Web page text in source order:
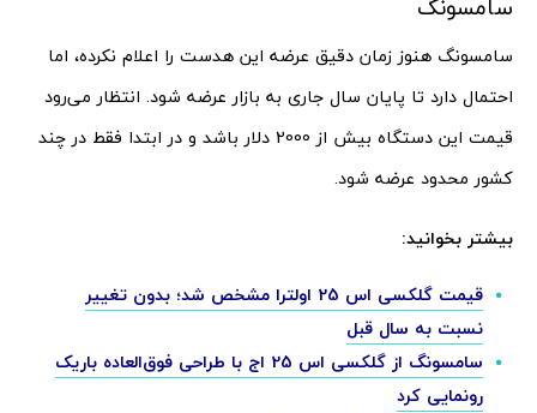
سامسونگ هنوز زمان دقیق عرضه این هدست را اعلام نکرده، اما
احتمال دارد تا پایان سال جاری به بازار عرضه شود. انتظار می‌رود
قیمت این دستگاه بیش از 2000 دلار باشد و در ابتدا فقط در چند
کشور محدود عرضه شود.
بیشتر بخوانید:
قیمت گلکسی اس 25 اولترا مشخص شد؛ بدون تغییر
نسبت به سال قبل
سامسونگ از گلکسی اس 25 اج با طراحی فوق‌العاده باریک
رونمایی کرد